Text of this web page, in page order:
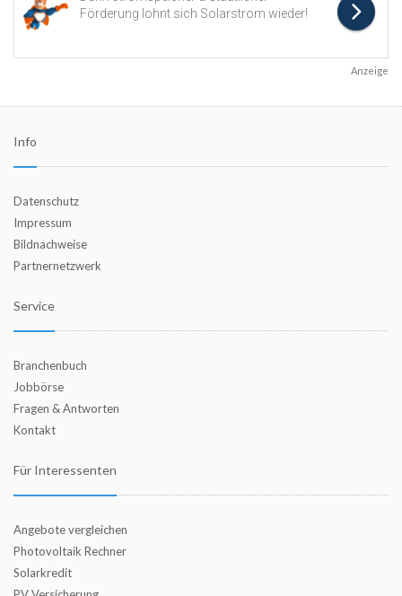
Anzeige
Info
Datenschutz
Impressum
Bildnachweise
Partnernetzwerk
Service
Branchenbuch
Jobbörse
Fragen & Antworten
Kontakt
Für Interessenten
Angebote vergleichen
Photovoltaik Rechner
Solarkredit